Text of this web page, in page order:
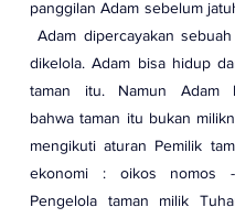
panggilan Adam sebelum
Adam dipercayakan
dikelola. Adam bisa hidup
taman itu. Namun Adam
bahwa taman itu bukan
mengikuti aturan Pemilik
ekonomi : oikos nomos
Pengelola taman milik